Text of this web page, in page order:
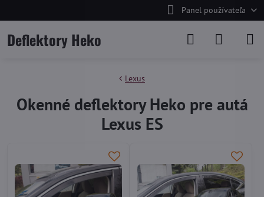
Panel používateľa
Deflektory Heko
Lexus
Okenné deflektory Heko pre autá
Lexus ES